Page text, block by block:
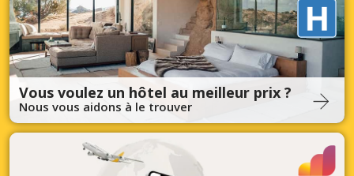
Vous voulez un hôtel au meilleur prix ?
Nous vous aidons à le trouver